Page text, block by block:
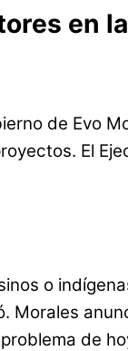
en
de Evo
El
o
de